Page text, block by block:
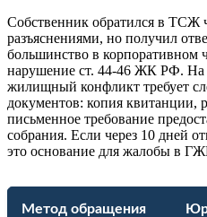
Собственник обратился в ТСЖ
разъяснениями, но получил
большинство в корпоративном
нарушение ст. 44-46 ЖК РФ. На
жилищный конфликт требует
документов: копия квитанции,
письменное требование
собрания. Если через 10 дней
это основание для жалобы в
Метод обращения